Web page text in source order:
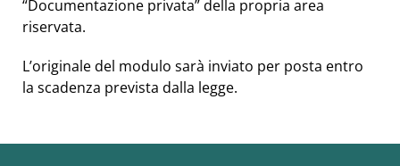
“Documentazione privata” della propria area
riservata.
L’originale del modulo sarà inviato per posta entro
la scadenza prevista dalla legge.